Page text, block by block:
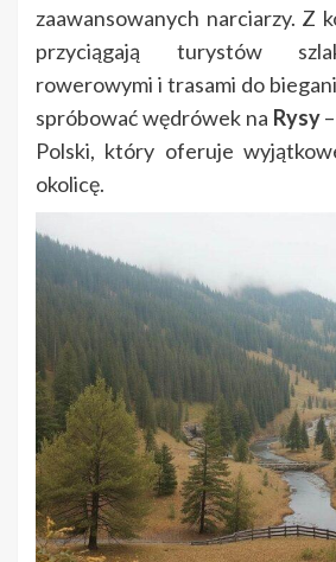
zaawansowanych narciarzy. Z
przyciągają turystów
rowerowymi i trasami do
spróbować wędrówek na Rysy–
Polski, który oferuje
okolicę.